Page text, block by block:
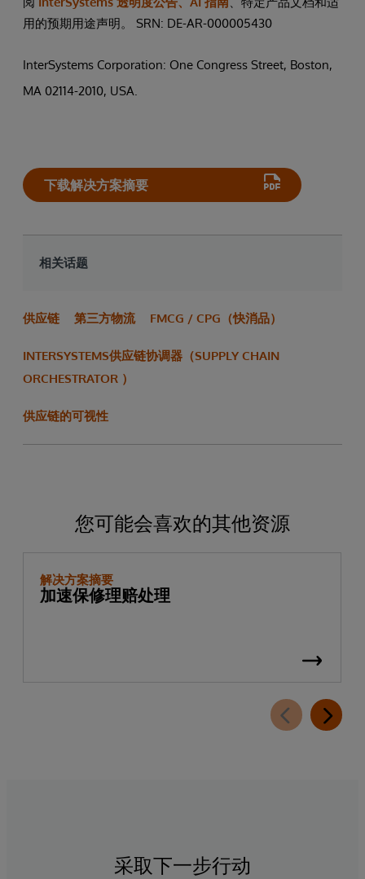
|
申
示
用的预期用途声明。 SRN: DE-AR-000005430
InterSystems Corporation: One Congress Street, Boston,
MA 02114-2010, USA.
下载解决方案摘要
相关话题
供应链 第三方物流 FMCG / CPG（快消品）
INTERSYSTEMS供应链协调器（SUPPLY CHAIN
ORCHESTRATOR ）
供应链的可视性
您可能会喜欢的其他资源
解决方案摘要
加速保修理赔处理
采取下一步行动